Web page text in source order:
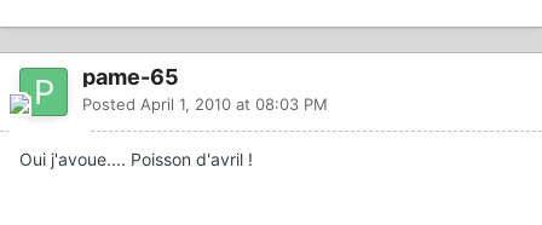
pame-65
Posted April 1, 2010 at 08:03 PM
Oui j'avoue.... Poisson d'avril !